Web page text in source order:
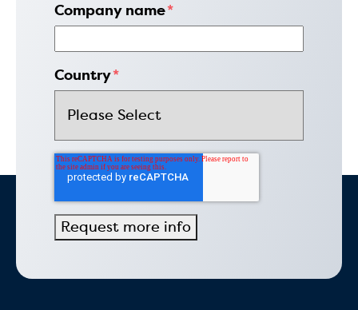
Company name*
Country*